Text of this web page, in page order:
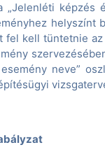
„Jelenléti képzés
helyszínt
fel kell tüntetnie
neve”